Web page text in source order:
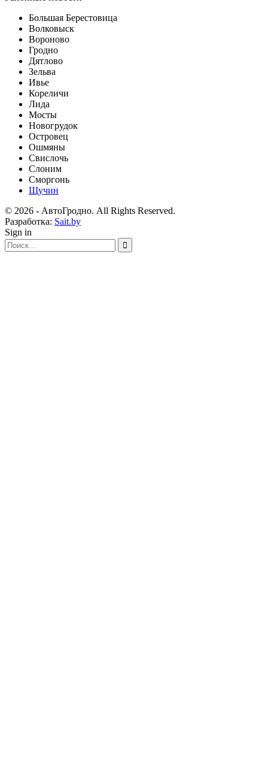
Большая Берестовица
Волковыск
Вороново
Гродно
Дятлово
Зельва
Ивье
Кореличи
Лида
Мосты
Новогрудок
Островец
Ошмяны
Свислочь
Слоним
Сморгонь
Щучин
© 2026 - АвтоГродно. All Rights Reserved.
Разработка: Sait.by
Sign in